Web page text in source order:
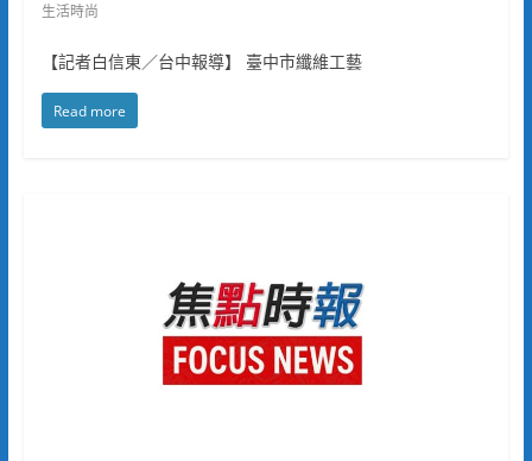
生活時尚
【記者白信東／台中報導】 臺中市纖維工藝
Read more